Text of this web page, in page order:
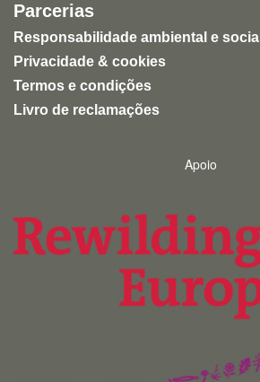
Parcerias
Responsabilidade ambiental e social
Privacidade & cookies
Termos e condições
Livro de reclamações
Apoio